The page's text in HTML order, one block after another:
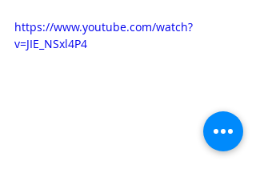
https://www.youtube.com/watch?
v=JIE_NSxl4P4